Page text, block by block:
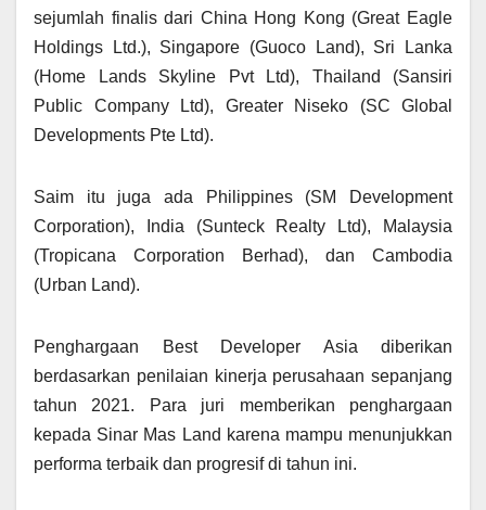
sejumlah finalis dari China Hong Kong (Great Eagle
Holdings Ltd.), Singapore (Guoco Land), Sri Lanka
(Home Lands Skyline Pvt Ltd), Thailand (Sansiri
Public Company Ltd), Greater Niseko (SC Global
Developments Pte Ltd).
Saim itu juga ada Philippines (SM Development
Corporation), India (Sunteck Realty Ltd), Malaysia
(Tropicana Corporation Berhad), dan Cambodia
(Urban Land).
Penghargaan Best Developer Asia diberikan
berdasarkan penilaian kinerja perusahaan sepanjang
tahun 2021. Para juri memberikan penghargaan
kepada Sinar Mas Land karena mampu menunjukkan
performa terbaik dan progresif di tahun ini.